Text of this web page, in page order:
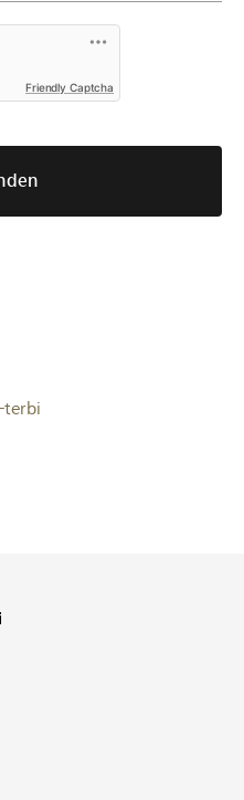
Friendly Captcha
terbi